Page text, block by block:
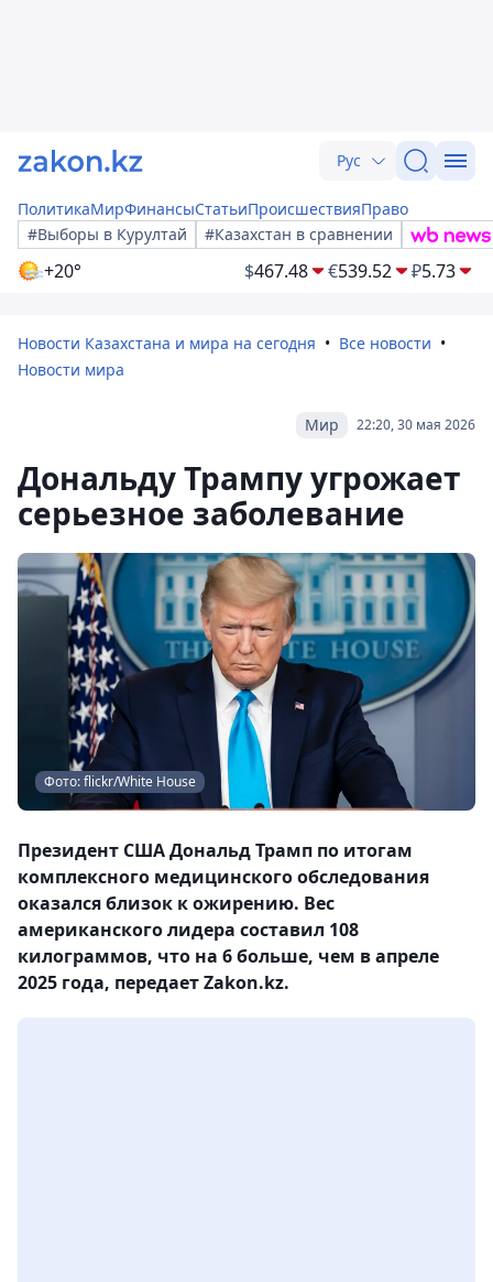
Рус
ПолитикаМирФинансыСтатьиПроисшествияПраво
#Выборы в Курултай
#Казахстан в сравнении
+20° $467.48 €539.52 ₽5.73
Новости Казахстана и мира на сегодня
Все новости
Новости мира
22:20, 30 мая 2026
Мир
Дональду Трампу угрожает
серьезное заболевание
Фото: flickr/White House
Президент США Дональд Трамп по итогам
комплексного медицинского обследования
оказался близок к ожирению. Вес
американского лидера составил 108
килограммов, что на 6 больше, чем в апреле
2025 года, передает Zakon.kz.